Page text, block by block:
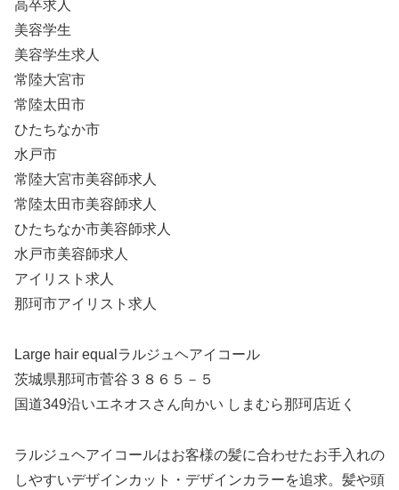
高卒求人
美容学生
美容学生求人
常陸大宮市
常陸太田市
ひたちなか市
水戸市
常陸大宮市美容師求人
常陸太田市美容師求人
ひたちなか市美容師求人
水戸市美容師求人
アイリスト求人
那珂市アイリスト求人
Large hair equalラルジュヘアイコール
茨城県那珂市菅谷３８６５－５
国道349沿いエネオスさん向かい しまむら那珂店近く
ラルジュヘアイコールはお客様の髪に合わせたお手入れの
しやすいデザインカット・デザインカラーを追求。髪や頭